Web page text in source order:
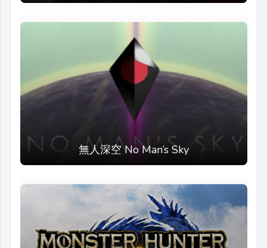
無人深空 No Man’s Sky